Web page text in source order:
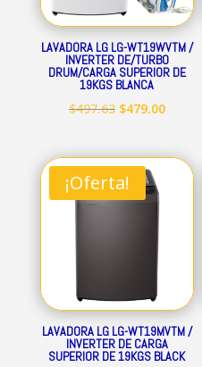
LAVADORA LG LG-WT19WVTM /
INVERTER DE/TURBO
DRUM/CARGA SUPERIOR DE
19KGS BLANCA
$497.63 El
original
era:
$497.63.
$479.00El
actual
¡Oferta!
LAVADORA LG LG-WT19MVTM /
INVERTER DE CARGA
SUPERIOR DE 19KGS BLACK